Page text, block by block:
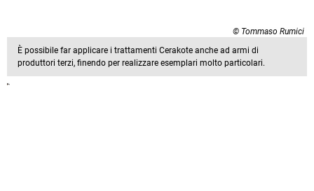
© Tommaso Rumici
È possibile far applicare i trattamenti Cerakote anche ad armi di
produttori terzi, finendo per realizzare esemplari molto particolari.